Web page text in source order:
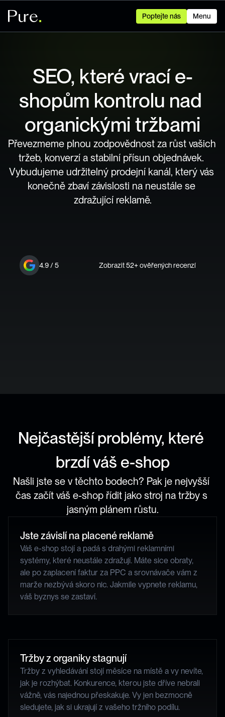
Menu
Poptejte nás
SEO, které vrací e-
shopům kontrolu nad
organickými tržbami
Převezmeme plnou zodpovědnost za růst vašich
tržeb, konverzí a stabilní přísun objednávek.
Vybudujeme udržitelný prodejní kanál, který vás
konečně zbaví závislosti na neustále se
zdražující reklamě.
4.9 / 5 Zobrazit 52+ ověřených recenzí
Nejčastější problémy, které
brzdí váš e-shop
Našli jste se v těchto bodech? Pak je nejvyšší
čas začít váš e-shop řídit jako stroj na tržby s
jasným plánem růstu.
Jste závislí na placené reklamě
Váš e-shop stojí a padá s drahými reklamními
systémy, které neustále zdražují. Máte sice obraty,
ale po zaplacení faktur za PPC a srovnávače vám z
marže nezbývá skoro nic. Jakmile vypnete reklamu,
váš byznys se zastaví.
Tržby z organiky stagnují
Tržby z vyhledávání stojí měsíce na místě a vy nevíte,
jak je rozhýbat. Konkurence, kterou jste dříve nebrali
vážně, vás najednou přeskakuje. Vy jen bezmocně
sledujete, jak si ukrajují z vašeho tržního podílu.